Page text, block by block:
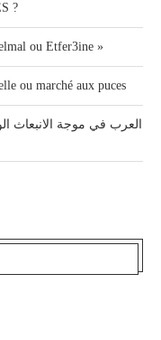
?
ou Etfer3ine »
ou marché aux puces
العرب في موجة الانبعاث